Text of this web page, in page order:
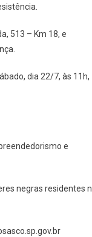
513 – Km 18, e
dia 22/7, às 11h,
e
negras residentes